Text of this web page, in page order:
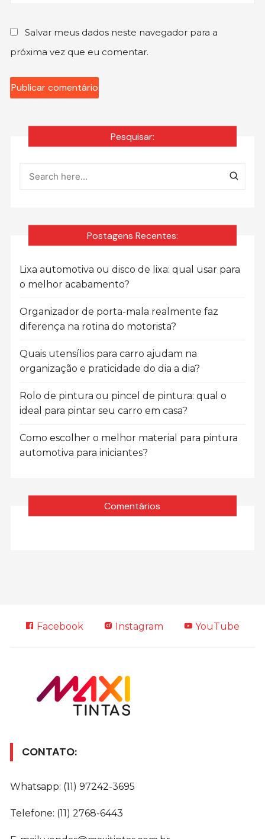
Salvar meus dados neste navegador para a
próxima vez que eu comentar.
Pesquisar:
Postagens Recentes:
Lixa automotiva ou disco de lixa: qual usar para
o melhor acabamento?
Organizador de porta-mala realmente faz
diferença na rotina do motorista?
Quais utensílios para carro ajudam na
organização e praticidade do dia a dia?
Rolo de pintura ou pincel de pintura: qual o
ideal para pintar seu carro em casa?
Como escolher o melhor material para pintura
automotiva para iniciantes?
Comentários
Facebook Instagram YouTube
CONTATO:
Whatsapp: (11) 97242-3695
Telefone: (11) 2768-6443